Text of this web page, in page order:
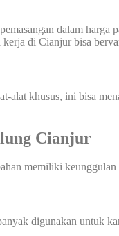
dalam
di Cianjur bisa
alat khusus, ini bisa
Cianjur
memiliki
digunakan untuk